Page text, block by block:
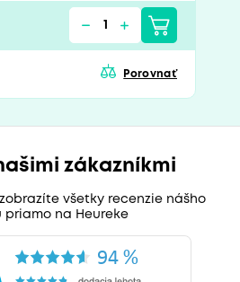
Porovnať
zákazníkmi
všetky recenzie nášho
priamo na Heureke